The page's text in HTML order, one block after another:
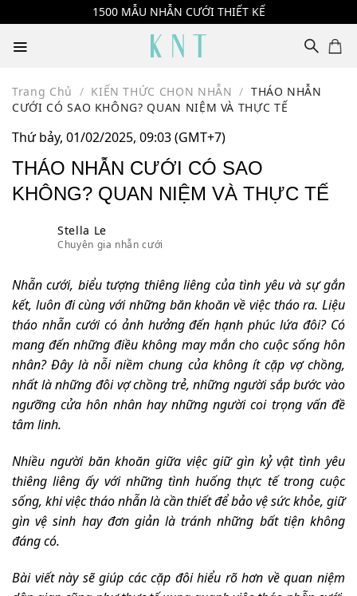
to
content
1500 MẪU NHẪN CƯỚI THIẾT KẾ
Trang Chủ / KIẾN THỨC CHỌN NHẪN / THÁO NHẪN
CƯỚI CÓ SAO KHÔNG? QUAN NIỆM VÀ THỰC TẾ
Thứ bảy, 01/02/2025, 09:03 (GMT+7)
THÁO NHẪN CƯỚI CÓ SAO
KHÔNG? QUAN NIỆM VÀ THỰC TẾ
Stella Le
Chuyên gia nhẫn cưới
Nhẫn cưới, biểu tượng thiêng liêng của tình yêu và sự gắn
kết, luôn đi cùng với những băn khoăn về việc tháo ra. Liệu
tháo nhẫn cưới có ảnh hưởng đến hạnh phúc lứa đôi? Có
mang đến những điều không may mắn cho cuộc sống hôn
nhân? Đây là nỗi niềm chung của không ít cặp vợ chồng,
nhất là những đôi vợ chồng trẻ, những người sắp bước vào
ngưỡng cửa hôn nhân hay những người coi trọng vấn đề
tâm linh.
Nhiều người băn khoăn giữa việc giữ gìn kỷ vật tình yêu
thiêng liêng ấy với những tình huống thực tế trong cuộc
sống, khi việc tháo nhẫn là cần thiết để bảo vệ sức khỏe, giữ
gìn vệ sinh hay đơn giản là tránh những bất tiện không
đáng có.
Bài viết này sẽ giúp các cặp đôi hiểu rõ hơn về quan niệm